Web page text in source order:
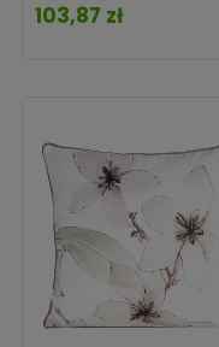
Cena
103,87 zł